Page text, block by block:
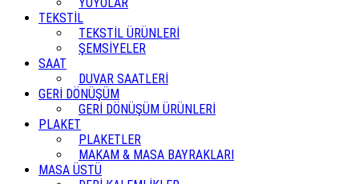
TEKSTİL
TEKSTİL ÜRÜNLERİ
ŞEMSİYELER
SAAT
DUVAR SAATLERİ
GERİ DÖNÜŞÜM
GERİ DÖNÜŞÜM ÜRÜNLERİ
PLAKET
PLAKETLER
MAKAM & MASA BAYRAKLARI
MASA ÜSTÜ